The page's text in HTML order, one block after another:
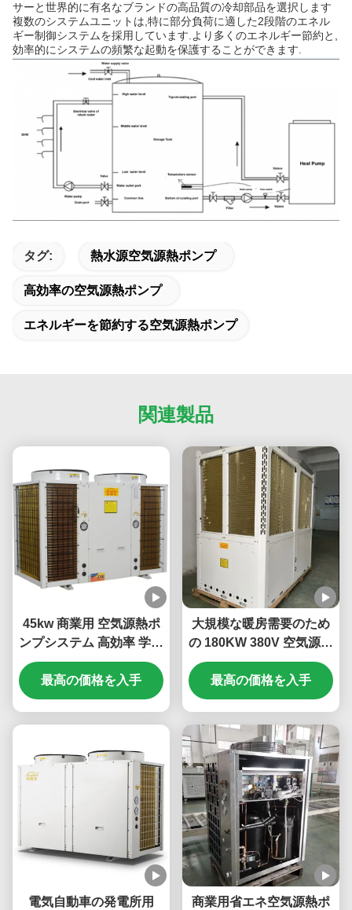
サーと世界的に有名なブランドの高品質の冷却部品を選択します
複数のシステムユニットは,特に部分負荷に適した2段階のエネル
ギー制御システムを採用しています.より多くのエネルギー節約と,
効率的にシステムの頻繁な起動を保護することができます.
タグ: 熱水源空気源熱ポンプ
高効率の空気源熱ポンプ
エネルギーを節約する空気源熱ポンプ
関連製品
45kw 商業用 空気源熱ポ
ンプシステム 高効率 学校
用
最高の価格を入手
大規模な暖房需要のため
の 180KW 380V 空気源熱
ポンプ
最高の価格を入手
電気自動車の発電所用
商業用省エネ空気源熱ポ